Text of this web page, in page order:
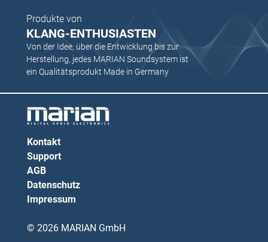
Produkte von
KLANG-ENTHUSIASTEN
Von der Idee, über die Entwicklung bis zur
Herstellung, jedes MARIAN Soundsystem ist
ein Qualitätsprodukt Made in Germany
Kontakt
Support
AGB
Datenschutz
Impressum
© 2026 MARIAN GmbH